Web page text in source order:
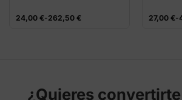
24,00 €-262,50 €
Rango
27,00 €-
Rango
¿Quieres